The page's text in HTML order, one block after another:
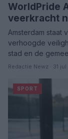
WorldPride
veerkracht
Amsterdam staat
verhoogde
stad en de
Redactie Newz · 31
SPORT